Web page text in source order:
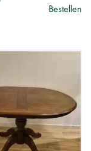
Bestellen